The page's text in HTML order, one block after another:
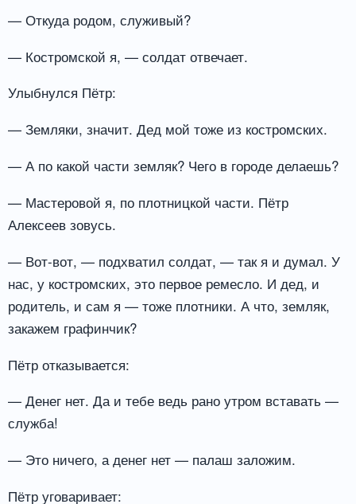
— Откуда родом, служивый?
— Костромской я, — солдат отвечает.
Улыбнулся Пётр:
— Земляки, значит. Дед мой тоже из костромских.
— А по какой части земляк? Чего в городе делаешь?
— Мастеровой я, по плотницкой части. Пётр
Алексеев зовусь.
— Вот-вот, — подхватил солдат, — так я и думал. У
нас, у костромских, это первое ремесло. И дед, и
родитель, и сам я — тоже плотники. А что, земляк,
закажем графинчик?
Пётр отказывается:
— Денег нет. Да и тебе ведь рано утром вставать —
служба!
— Это ничего, а денег нет — палаш заложим.
Пётр уговаривает: